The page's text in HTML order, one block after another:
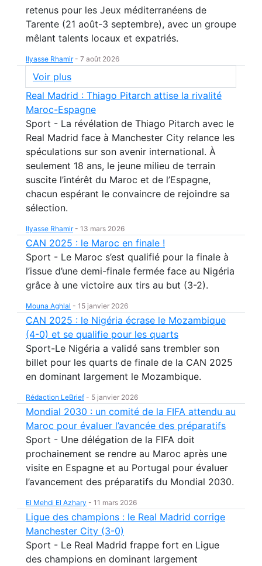
retenus pour les Jeux méditerranéens de
Tarente (21 août-3 septembre), avec un groupe
mêlant talents locaux et expatriés.
Ilyasse Rhamir- 7 août 2026
Voir plus
Real Madrid : Thiago Pitarch attise la rivalité
Maroc-Espagne
Sport - La révélation de Thiago Pitarch avec le
Real Madrid face à Manchester City relance les
spéculations sur son avenir international. À
seulement 18 ans, le jeune milieu de terrain
suscite l’intérêt du Maroc et de l’Espagne,
chacun espérant le convaincre de rejoindre sa
sélection.
Ilyasse Rhamir- 13 mars 2026
CAN 2025 : le Maroc en finale !
Sport - Le Maroc s’est qualifié pour la finale à
l’issue d’une demi-finale fermée face au Nigéria
grâce à une victoire aux tirs au but (3-2).
Mouna Aghlal - 15 janvier 2026
CAN 2025 : le Nigéria écrase le Mozambique
(4-0) et se qualifie pour les quarts
Sport-Le Nigéria a validé sans trembler son
billet pour les quarts de finale de la CAN 2025
en dominant largement le Mozambique.
Rédaction LeBrief - 5 janvier 2026
Mondial 2030 : un comité de la FIFA attendu au
Maroc pour évaluer l’avancée des préparatifs
Sport - Une délégation de la FIFA doit
prochainement se rendre au Maroc après une
visite en Espagne et au Portugal pour évaluer
l’avancement des préparatifs du Mondial 2030.
El Mehdi El Azhary - 11 mars 2026
Ligue des champions : le Real Madrid corrige
Manchester City (3-0)
Sport - Le Real Madrid frappe fort en Ligue
des champions en dominant largement